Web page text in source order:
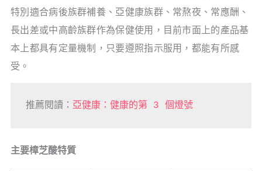
特別適合病後族群補養、亞健康族群、常熬夜、常應酬、
長出差或中高齡族群作為保健使用，目前市面上的產品基
本上都具有定量機制，只要遵照指示服用，都能有所感
受。
推薦閱讀： 亞健康：健康的第 3 個燈號
主要樟芝酸特質